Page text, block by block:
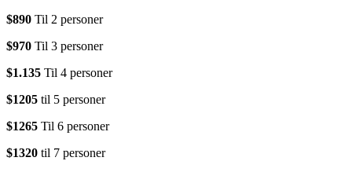
$890 Til 2 personer
$970 Til 3 personer
$1.135 Til 4 personer
$1205 til 5 personer
$1265 Til 6 personer
$1320 til 7 personer